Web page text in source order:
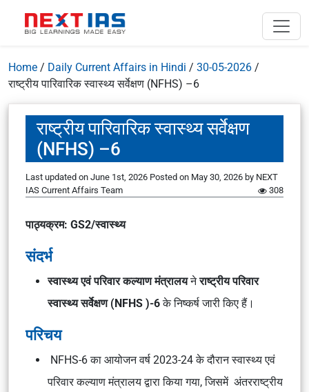
Home / Daily Current Affairs in Hindi / 30-05-2026 /
राष्ट्रीय पारिवारिक स्वास्थ्य सर्वेक्षण (NFHS) –6
राष्ट्रीय पारिवारिक स्वास्थ्य सर्वेक्षण
(NFHS) –6
Last updated on June 1st, 2026 Posted on May 30, 2026 by NEXT
IAS Current Affairs Team
308
पाठ्यक्रम: GS2/स्वास्थ्य
संदर्भ
स्वास्थ्य एवं परिवार कल्याण मंत्रालयनेराष्ट्रीय परिवार
स्वास्थ्य सर्वेक्षण (NFHS )-6के निष्कर्ष जारी किए हैं।
परिचय
NFHS-6 का आयोजन वर्ष 2023-24 के दौरान स्वास्थ्य एवं
परिवार कल्याण मंत्रालय द्वारा किया गया, जिसमें अंतरराष्ट्रीय